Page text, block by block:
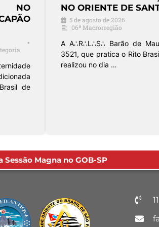
•
SESSÃO MAGNA
CONDUZIDA PELA
ORDEM DEMOLAY
4 de agosto de 2026 •
Sem categoria
A Loja Cavalheiros da Arte Real nº
Sessão Magna no GOB-SP